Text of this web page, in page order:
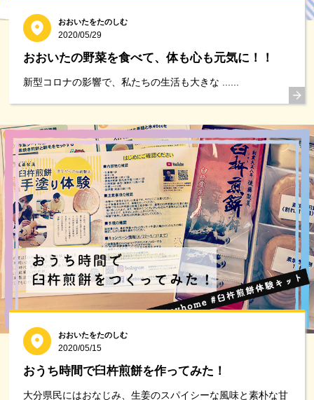
おおいたをたのしむ
2020/05/29
おおいたの野菜を食べて、体も心も元気に！！
新型コロナの影響で、私たちの生活も大きな ......
おおいたをたのしむ
2020/05/15
おうち時間で臼杵煎餅を作ってみた！
大分県民にはおなじみ、生姜のスパイシーな風味と素朴な甘